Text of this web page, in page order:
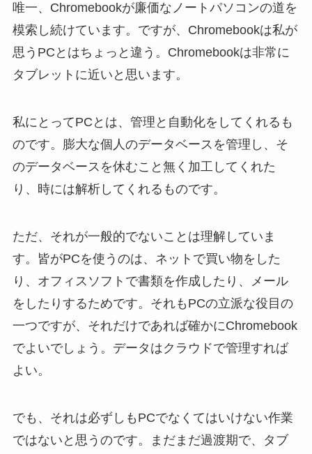
唯一、Chromebookが廉価なノートパソコンの道を
模索し続けています。ですが、Chromebookは私が
思うPCとはちょっと違う。Chromebookは非常に
タブレットに近いと思います。
私にとってPCとは、管理と自動化をしてくれるも
のです。膨大な個人のデータベースを管理し、そ
のデータベースを休むこと無く加工してくれた
り、時には解析してくれるものです。
ただ、それが一般的でないことは理解していま
す。皆がPCを使うのは、ネットで買い物をした
り、オフィスソフトで書類を作成したり、メール
をしたりするためです。それもPCの立派な役目の
一つですが、それだけであれば確かにChromebook
でよいでしょう。データはクラウドで管理すれば
よい。
でも、それは必ずしもPCでなくてはいけない作業
ではないと思うのです。まだまだ過渡期で、タブ